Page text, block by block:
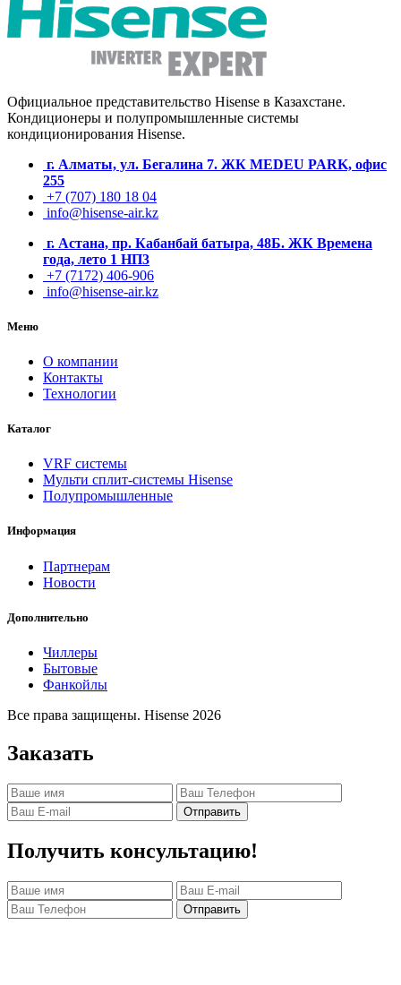
Официальное представительство Hisense в Казахстане.
Кондиционеры и полупромышленные системы
кондиционирования Hisense.
г. Алматы, ул. Бегалина 7. ЖК MEDEU PARK, офис
255
+7 (707) 180 18 04
info@hisense-air.kz
г. Астана, пр. Кабанбай батыра, 48Б. ЖК Времена
года, лето 1 НП3
+7 (7172) 406-906
info@hisense-air.kz
Меню
О компании
Контакты
Технологии
Каталог
VRF системы
Мульти сплит-системы Hisense
Полупромышленные
Информация
Партнерам
Новости
Дополнительно
Чиллеры
Бытовые
Фанкойлы
Все права защищены. Hisense 2026
Заказать
Отправить
Получить консультацию!
Отправить